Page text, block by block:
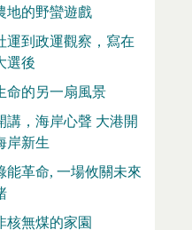
地的野蠻遊戲
運到政運觀察，寫在
選後
命的另一扇風景
講，海岸心聲 大港開
岸新生
能革命, 一場攸關未來
核無煤的家園